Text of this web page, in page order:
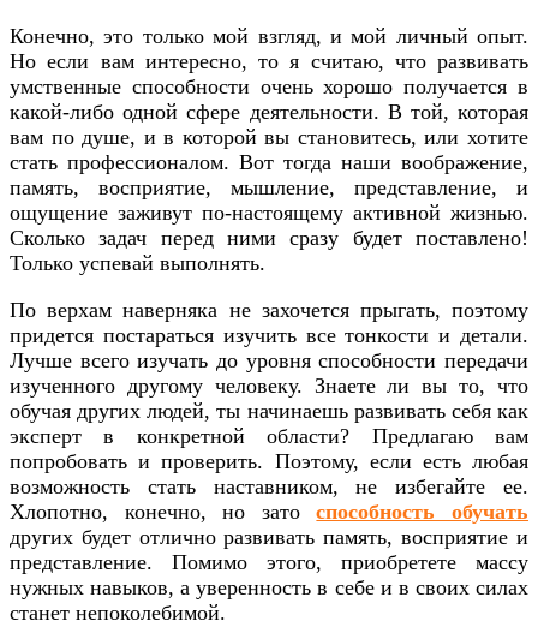
Конечно, это только мой взгляд, и мой личный опыт.
Но если вам интересно, то я считаю, что развивать
умственные способности очень хорошо получается в
какой-либо одной сфере деятельности. В той, которая
вам по душе, и в которой вы становитесь, или хотите
стать профессионалом. Вот тогда наши воображение,
память, восприятие, мышление, представление, и
ощущение заживут по-настоящему активной жизнью.
Сколько задач перед ними сразу будет поставлено!
Только успевай выполнять.
По верхам наверняка не захочется прыгать, поэтому
придется постараться изучить все тонкости и детали.
Лучше всего изучать до уровня способности передачи
изученного другому человеку. Знаете ли вы то, что
обучая других людей, ты начинаешь развивать себя как
эксперт в конкретной области? Предлагаю вам
попробовать и проверить. Поэтому, если есть любая
возможность стать наставником, не избегайте ее.
Хлопотно, конечно, но затоспособность обучать
других будет отлично развивать память, восприятие и
представление. Помимо этого, приобретете массу
нужных навыков, а уверенность в себе и в своих силах
станет непоколебимой.